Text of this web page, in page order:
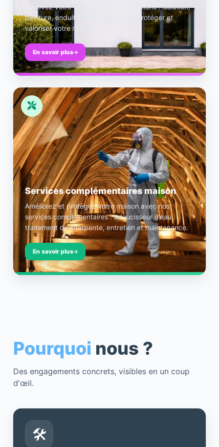
Rénovez votre façade avec nos solutions : isolation,
peinture, enduit et nettoyage pour protéger et
valoriser votre maison.
En savoir plus
Services complémentaires maison
Améliorez et protégez votre maison avec nos
services complémentaires : adoucisseur d’eau,
traitement de charpente, entretien et maintenance.
En savoir plus
Pourquoi nous ?
Des engagements concrets, visibles en un coup
d'œil.
🛠️